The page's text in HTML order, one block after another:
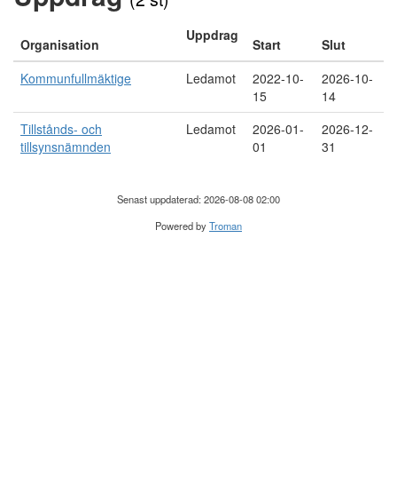
Organisation
Uppdrag
Start
Slut
Kommunfullmäktige
Ledamot
2022-10-
15
2026-10-
14
Tillstånds- och
tillsynsnämnden
Ledamot
2026-01-
01
2026-12-
31
Senast uppdaterad: 2026-08-08 02:00
Powered byTroman